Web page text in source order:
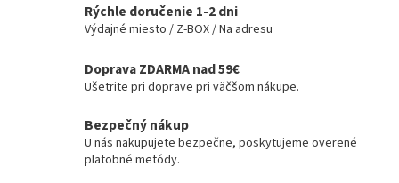
Rýchle doručenie 1-2 dni
Výdajné miesto / Z-BOX / Na adresu
Doprava ZDARMA nad 59€
Ušetrite pri doprave pri väčšom nákupe.
Bezpečný nákup
U nás nakupujete bezpečne, poskytujeme overené
platobné metódy.